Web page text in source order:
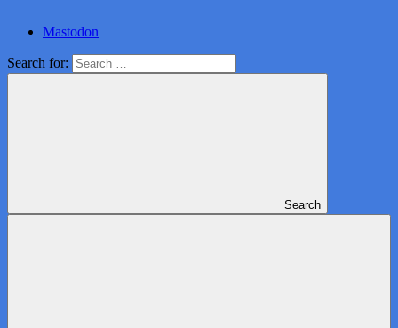
Mastodon
Search for:
Search